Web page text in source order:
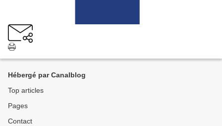
Hébergé par Canalblog
Top articles
Pages
Contact